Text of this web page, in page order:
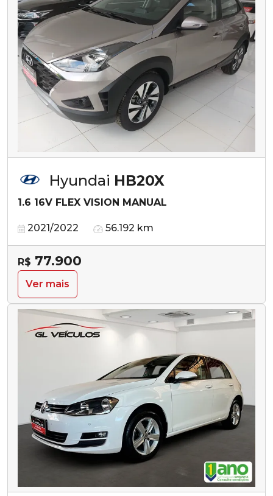
Hyundai HB20X
1.6 16V FLEX VISION MANUAL
2021/2022 56.192 km
R$ 77.900
Ver mais